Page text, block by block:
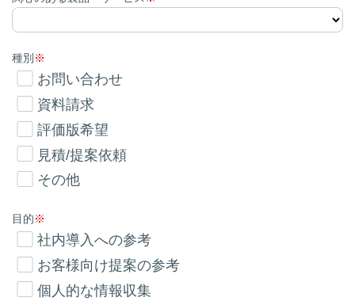
種別
お問い合わせ
資料請求
評価版希望
見積/提案依頼
その他
目的
社内導入への参考
お客様向け提案の参考
個人的な情報収集